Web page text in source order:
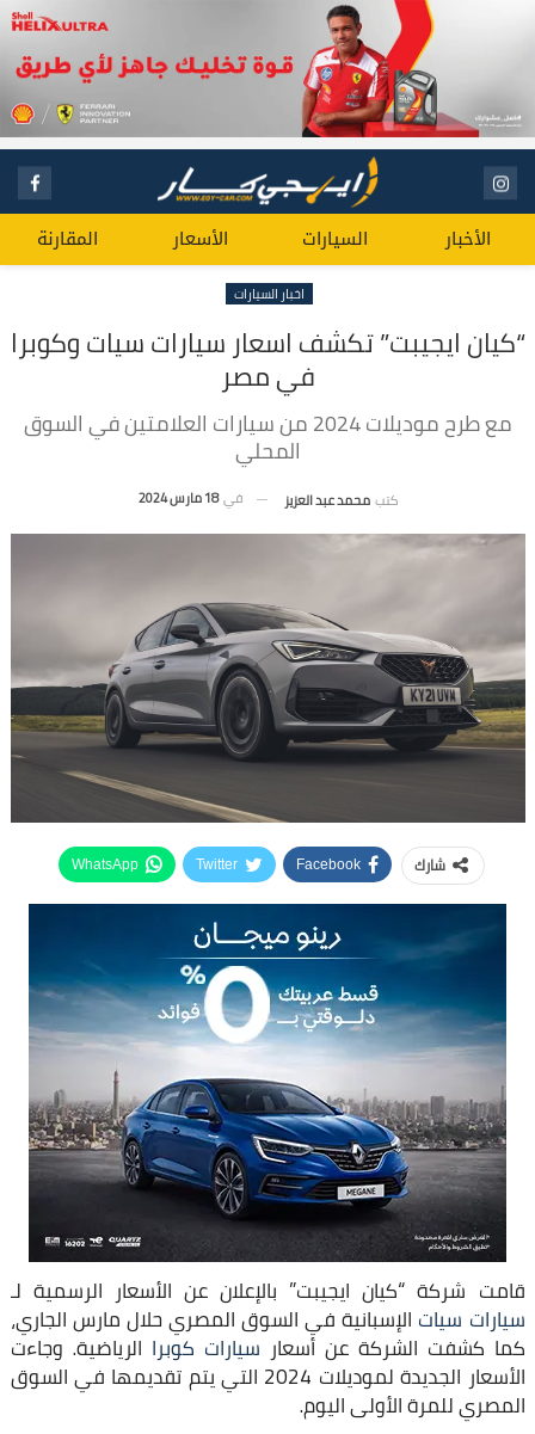
الأخبار السيارات الأسعار المقارنة
اخبار السيارات
“كيان ايجيبت” تكشف اسعار سيارات سيات وكوبرا
في مصر
مع طرح موديلات 2024 من سيارات العلامتين في السوق
المحلي
كتب محمد عبد العزيز في 18 مارس 2024
شارك Facebook
Twitter
WhatsApp
قامت شركة “كيان ايجيبت” بالإعلان عن الأسعار الرسمية لـ
سيارات سيات الإسبانية في السوق المصري حلال مارس الجاري،
كما كشفت الشركة عن أسعار سيارات كوبرا الرياضية. وجاءت
الأسعار الجديدة لموديلات 2024 التي يتم تقديمها في السوق
المصري للمرة الأولى اليوم.